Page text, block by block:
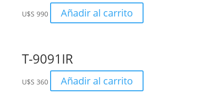
U$S 990 Añadir al carrito
T-9091IR
U$S 360 Añadir al carrito